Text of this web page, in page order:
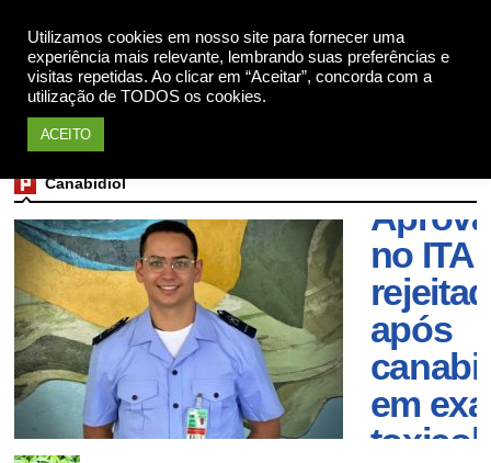
Utilizamos cookies em nosso site para fornecer uma
experiência mais relevante, lembrando suas preferências e
visitas repetidas. Ao clicar em “Aceitar”, concorda com a
utilização de TODOS os cookies.
ACEITO
Canabidiol
no ITA
após
em